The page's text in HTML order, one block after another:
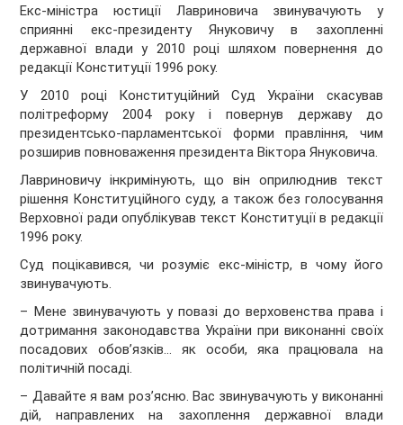
Екс-міністра юстиції Лавриновича звинувачують у
сприянні екс-президенту Януковичу в захопленні
державної влади у 2010 році шляхом повернення до
редакції Конституції 1996 року.
У 2010 році Конституційний Суд України скасував
політреформу 2004 року і повернув державу до
президентсько-парламентської форми правління, чим
розширив повноваження президента Віктора Януковича.
Лавриновичу інкримінують, що він оприлюднив текст
рішення Конституційного суду, а також без голосування
Верховної ради опублікував текст Конституції в редакції
1996 року.
Суд поцікавився, чи розуміє екс-міністр, в чому його
звинувачують.
– Мене звинувачують у повазі до верховенства права і
дотримання законодавства України при виконанні своїх
посадових обов’язків… як особи, яка працювала на
політичній посаді.
– Давайте я вам роз’ясню. Вас звинувачують у виконанні
дій, направлених на захоплення державної влади